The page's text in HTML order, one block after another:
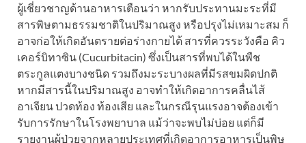
ผู้เชี่ยวชาญด้านอาหารเตือนว่า หากรับประทานมะระที่มี
สารพิษตามธรรมชาติในปริมาณสูง หรือปรุงไม่เหมาะสม ก็
อาจก่อให้เกิดอันตรายต่อร่างกายได้ สารที่ควรระวังคือ คิว
เคอร์บิทาซิน (Cucurbitacin) ซึ่งเป็นสารที่พบได้ในพืช
ตระกูลแตงบางชนิด รวมถึงมะระบางผลที่มีรสขมผิดปกติ
หากมีสารนี้ในปริมาณสูง อาจทำให้เกิดอาการคลื่นไส้
อาเจียน ปวดท้อง ท้องเสีย และในกรณีรุนแรงอาจต้องเข้า
รับการรักษาในโรงพยาบาล แม้ว่าจะพบไม่บ่อย แต่ก็มี
รายงานผู้ป่วยจากหลายประเทศที่เกิดอาการอาหารเป็นพิษ